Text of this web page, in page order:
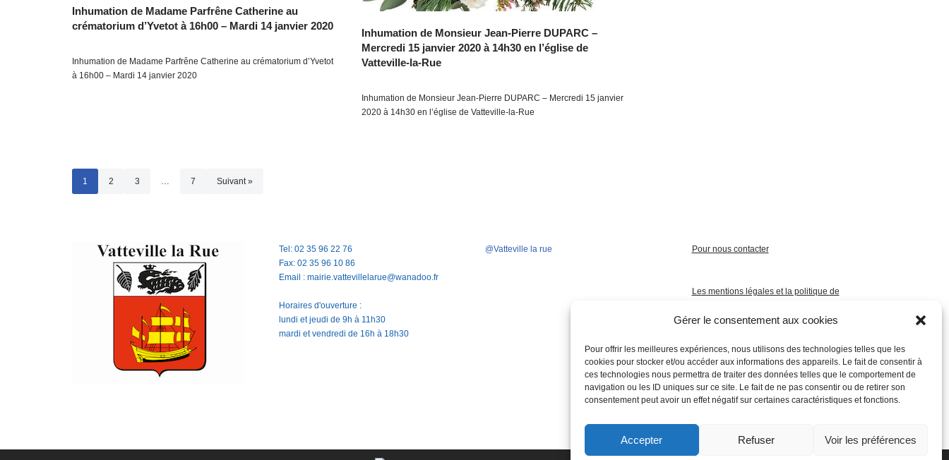
Gérer le consentement aux cookies
Pour offrir les meilleures expériences, nous utilisons des technologies telles que les
cookies pour stocker et/ou accéder aux informations des appareils. Le fait de consentir à
ces technologies nous permettra de traiter des données telles que le comportement de
navigation ou les ID uniques sur ce site. Le fait de ne pas consentir ou de retirer son
consentement peut avoir un effet négatif sur certaines caractéristiques et fonctions.
Accepter Refuser Voir les préférences
Inhumation de Madame Parfrêne Catherine au
crématorium d’Yvetot à 16h00 – Mardi 14 janvier 2020
Inhumation de Madame Parfrêne Catherine au crématorium d’Yvetot
à 16h00 – Mardi 14 janvier 2020
Inhumation de Monsieur Jean-Pierre DUPARC –
Mercredi 15 janvier 2020 à 14h30 en l’église de
Vatteville-la-Rue
Inhumation de Monsieur Jean-Pierre DUPARC – Mercredi 15 janvier
2020 à 14h30 en l’église de Vatteville-la-Rue
1 2 3 … 7 Suivant »
Tel: 02 35 96 22 76
Fax: 02 35 96 10 86
Email : mairie.vattevillelarue@wanadoo.fr
Horaires d'ouverture :
lundi et jeudi de 9h à 11h30
mardi et vendredi de 16h à 18h30
@Vatteville la rue Pour nous contacter
Les mentions légales et la politique de